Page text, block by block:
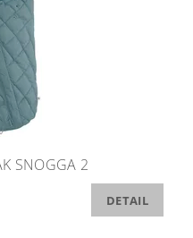
SNOGGA 2
DETAIL